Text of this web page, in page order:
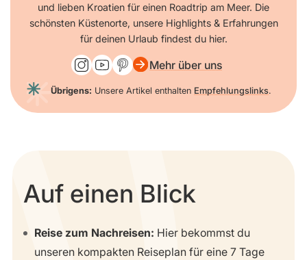
und lieben Kroatien für einen Roadtrip am Meer. Die
schönsten Küstenorte, unsere Highlights & Erfahrungen
für deinen Urlaub findest du hier.
Mehr über uns
Übrigens: Unsere Artikel enthalten Empfehlungslinks.
Auf einen Blick
Reise zum Nachreisen: Hier bekommst du
unseren kompakten Reiseplan für eine 7 Tage